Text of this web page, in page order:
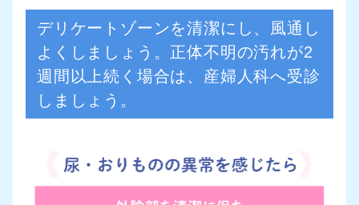
デリケートゾーンを清潔にし、風通し
よくしましょう。正体不明の汚れが2
週間以上続く場合は、産婦人科へ受診
しましょう。